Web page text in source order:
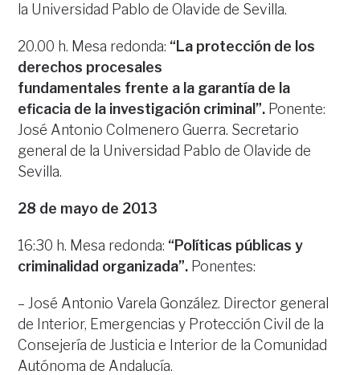
la Universidad Pablo de Olavide de Sevilla.
20.00 h. Mesa redonda: “La protección de los
derechos procesales
fundamentales frente a la garantía de la
eficacia de la investigación criminal”. Ponente:
José Antonio Colmenero Guerra. Secretario
general de la Universidad Pablo de Olavide de
Sevilla.
28 de mayo de 2013
16:30 h. Mesa redonda: “Políticas públicas y
criminalidad organizada”. Ponentes:
– José Antonio Varela González. Director general
de Interior, Emergencias y Protección Civil de la
Consejería de Justicia e Interior de la Comunidad
Autónoma de Andalucía.